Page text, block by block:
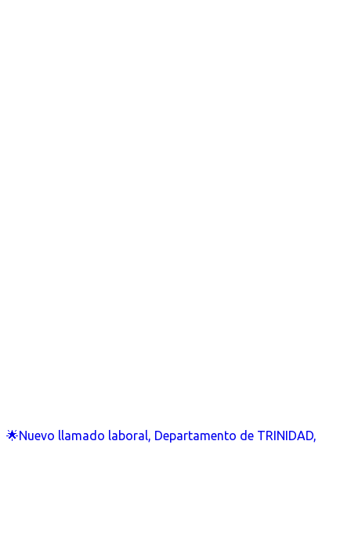
🌟Nuevo llamado laboral, Departamento de TRINIDAD,